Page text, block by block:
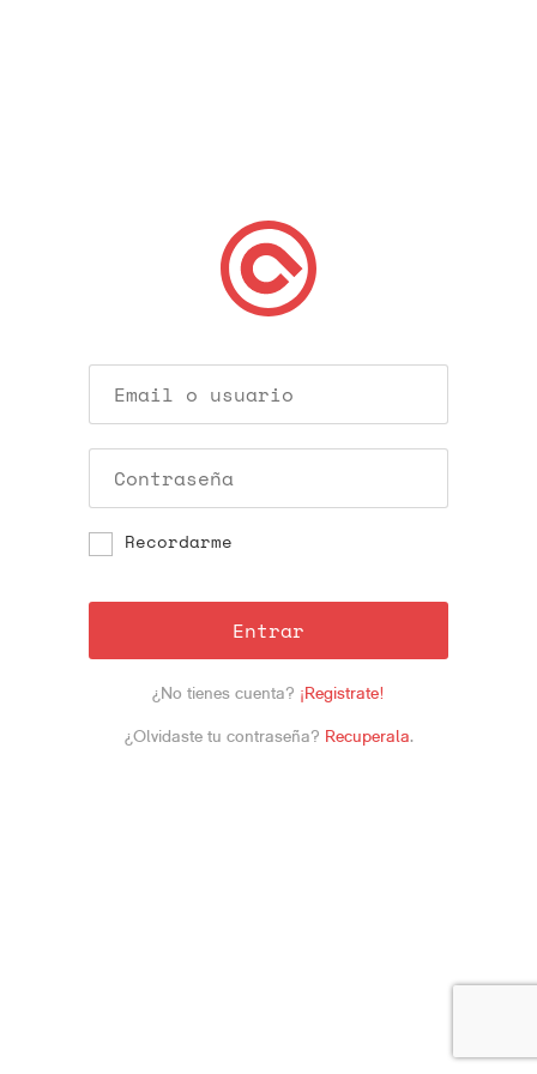
Recordarme
Entrar
¿No tienes cuenta? ¡Registrate!
¿Olvidaste tu contraseña? Recuperala.